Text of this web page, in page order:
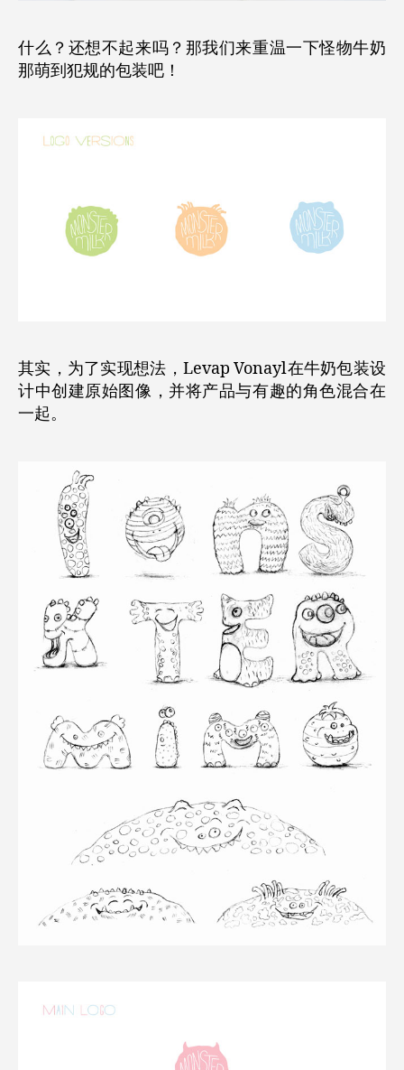
什么？还想不起来吗？那我们来重温一下怪物牛奶
那萌到犯规的包装吧！
其实，为了实现想法，Levap Vonayl在牛奶包装设
计中创建原始图像，并将产品与有趣的角色混合在
一起。